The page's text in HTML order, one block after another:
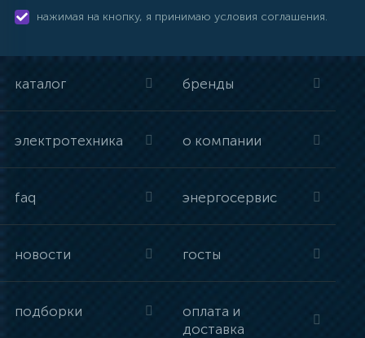
нажимая на кнопку, я принимаю условия соглашения.
каталог бренды
электротехника о компании
faq энергосервис
новости госты
подборки
оплата и
доставка